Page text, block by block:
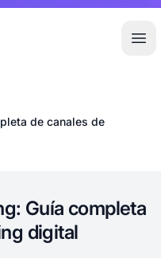
de canales de
Guía completa
digital